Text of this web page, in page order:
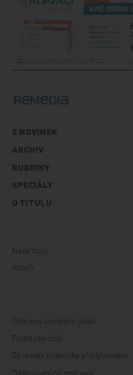
Z NOVINEK
ARCHIV
RUBRIKY
SPECIÁLY
O TITULU
Naše tituly
Autoři
Ochrana osobních údajů
Podmínky užití
Obchodní podmínky předplatného
Odstoupení od smlouvy